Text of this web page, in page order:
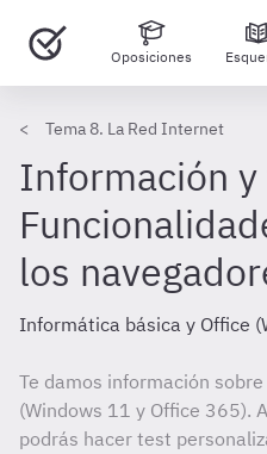
Oposiciones
Tema 8. La Red Internet
Información
los
Informática básica y Office
Te damos información
(Windows 11 y Office 365).
podrás hacer test